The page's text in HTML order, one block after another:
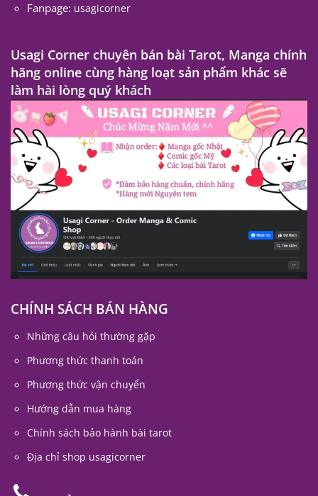
Fanpage: usagicorner
Usagi Corner chuyên bán bài Tarot, Manga chính
hãng online cùng hàng loạt sản phẩm khác sẽ
làm hài lòng quý khách
CHÍNH SÁCH BÁN HÀNG
Những câu hỏi thường gặp
Phương thức thanh toán
Phương thức vận chuyển
Hướng dẫn mua hàng
Chính sách bảo hành bài tarot
Địa chỉ shop usagicorner